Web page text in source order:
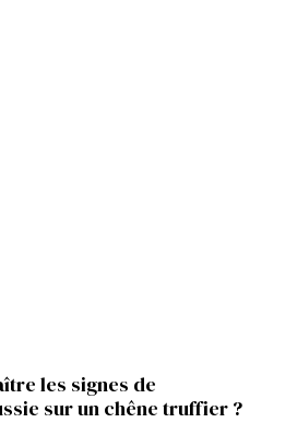
les signes de
sur un chêne truffier ?